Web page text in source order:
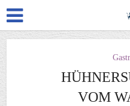
VOM